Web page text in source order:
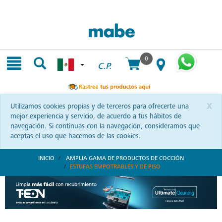
C.P.
0
x
Utilizamos cookies propias y de terceros para ofrecerte una
mejor experiencia y servicio, de acuerdo a tus hábitos de
navegación. Si continuas con la navegación, consideramos que
aceptas el uso que hacemos de las cookies.
INICIO
AMPLIA GAMA DE PRODUCTOS DE COCCIÓN
ESTUFAS EMPOTRABLES Y DE PISO